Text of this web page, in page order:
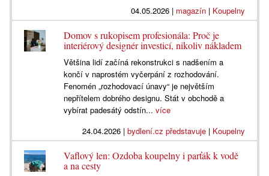
04.05.2026| magazín| Koupelny
Domov s rukopisem profesionála: Proč je
interiérový designér investicí, nikoliv nákladem
Většina lidí začíná rekonstrukci s nadšením a
končí v naprostém vyčerpání z rozhodování.
Fenomén „rozhodovací únavy“ je největším
nepřítelem dobrého designu. Stát v obchodě a
vybírat padesátý odstín...více
24.04.2026| bydlení.cz představuje| Koupelny
Vaflový len: Ozdoba koupelny i parťák k vodě
a na cesty